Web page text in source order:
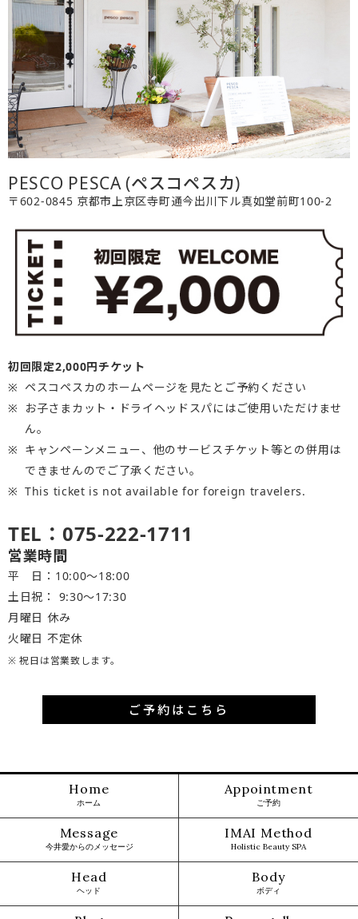
PESCO PESCA (ペスコペスカ)
〒602-0845 京都市上京区寺町通今出川下ル真如堂前町100-2
初回限定2,000円チケット
ペスコペスカのホームページを見たとご予約ください
お子さまカット・ドライヘッドスパにはご使用いただけませ
ん。
キャンペーンメニュー、他のサービスチケット等との併用は
できませんのでご了承ください。
This ticket is not available for foreign travelers.
TEL：075-222-1711
営業時間
平 日：10:00～18:00
土日祝： 9:30〜17:30
月曜日 休み
火曜日 不定休
※ 祝日は営業致します。
ご予約はこちら
Home
ホーム
Appointment
ご予約
Message
今井愛からのメッセージ
IMAI Method
Holistic Beauty SPA
Head
ヘッド
Body
ボディ